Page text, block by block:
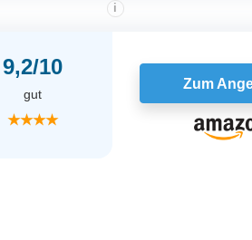
9,2/10
i
gut
★★★★
Zum